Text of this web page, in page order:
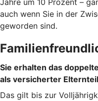
auch wenn Sie in der
geworden sind.
Sie erhalten das
als versicherter
Das gilt bis zur